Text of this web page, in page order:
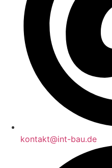
kontakt@int-bau.de